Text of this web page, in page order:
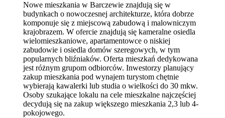
Nowe mieszkania w Barczewie znajdują się w
budynkach o nowoczesnej architekturze, która dobrze
komponuje się z miejscową zabudową i malowniczym
krajobrazem. W ofercie znajdują się kameralne osiedla
wielomieszkaniowe, apartamentowce o niskiej
zabudowie i osiedla domów szeregowych, w tym
popularnych bliźniaków. Oferta mieszkań dedykowana
jest różnym grupom odbiorców. Inwestorzy planujący
zakup mieszkania pod wynajem turystom chętnie
wybierają kawalerki lub studia o wielkości do 30 mkw.
Osoby szukające lokalu na cele mieszkalne najczęściej
decydują się na zakup większego mieszkania 2,3 lub 4-
pokojowego.